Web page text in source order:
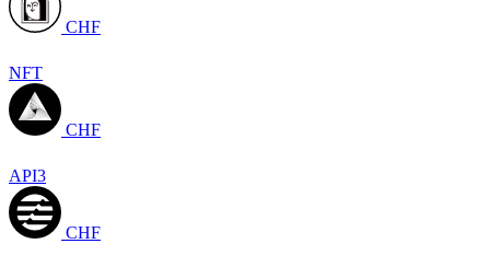
CHF
NFT
CHF
API3
CHF